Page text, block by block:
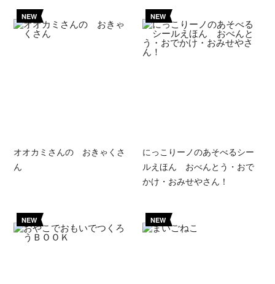
NEW
オオカミさんの おきゃくさ
ん
NEW
にっこりーノのあそべるシー
ルえほん おべんとう・おで
かけ・おみせやさん！
NEW NEW